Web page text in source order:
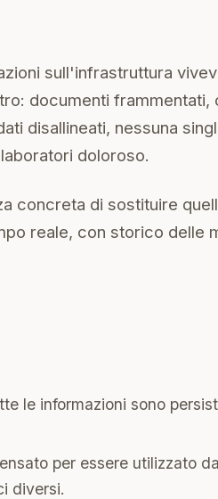
sull'infrastruttura
documenti frammentati,
disallineati, nessuna
doloroso.
concreta di sostituire
reale, con storico delle
le informazioni sono
per essere utilizzato
diversi.